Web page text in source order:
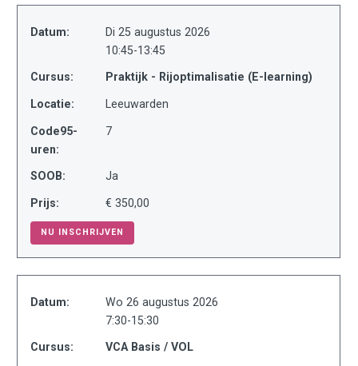
Datum:
Di 25 augustus 2026
10:45-13:45
Cursus: Praktijk - Rijoptimalisatie (E-learning)
Locatie: Leeuwarden
Code95-
uren:
7
SOOB: Ja
Prijs: € 350,00
NU INSCHRIJVEN
Datum:
Wo 26 augustus 2026
7:30-15:30
Cursus: VCA Basis / VOL